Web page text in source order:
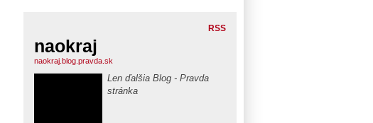
RSS
naokraj
naokraj.blog.pravda.sk
Len ďalšia Blog - Pravda
stránka